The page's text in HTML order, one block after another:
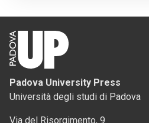
Padova University Press
Università degli studi di Padova
Via del Risorgimento, 9